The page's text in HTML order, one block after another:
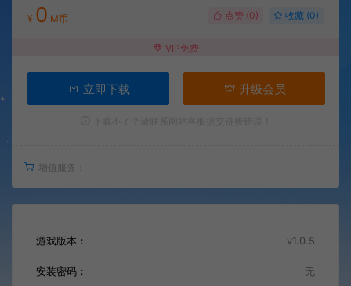
¥ 0 M币 点赞 (0) 收藏 (0)
VIP免费
立即下载 升级会员
增值服务：
游戏版本： v1.0.5
安装密码： 无